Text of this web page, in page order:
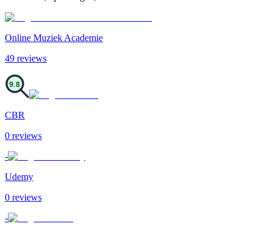
Online Muziek Academie
49 reviews
9.8
CBR
0 reviews
-
Udemy
0 reviews
-